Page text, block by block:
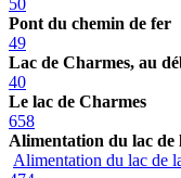
Pont du chemin de fer
49
Lac de Charmes, au
40
Le lac de Charmes
658
Alimentation du lac de
Alimentation du lac de